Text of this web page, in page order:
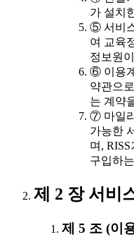
가 설치
⑤ 서비
여 교육
정보원
⑥ 이용
약관으
는 계약
⑦ 마일
가능한
며,
구입하
제 2 장 서비
제 5 조 (이